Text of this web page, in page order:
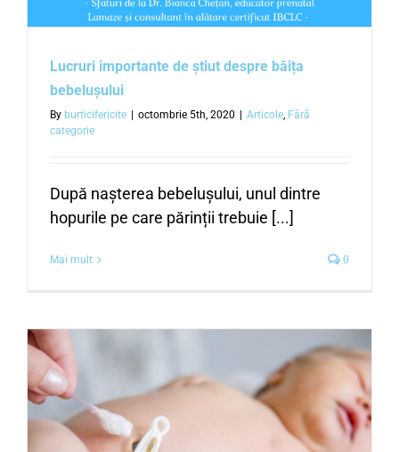
Lucruri importante de știut despre băița
bebelușului
By burticifericite | octombrie 5th, 2020 | Articole Fără
categorie
După nașterea bebelușului, unul dintre
hopurile pe care părinții trebuie [...]
Mai mult 0